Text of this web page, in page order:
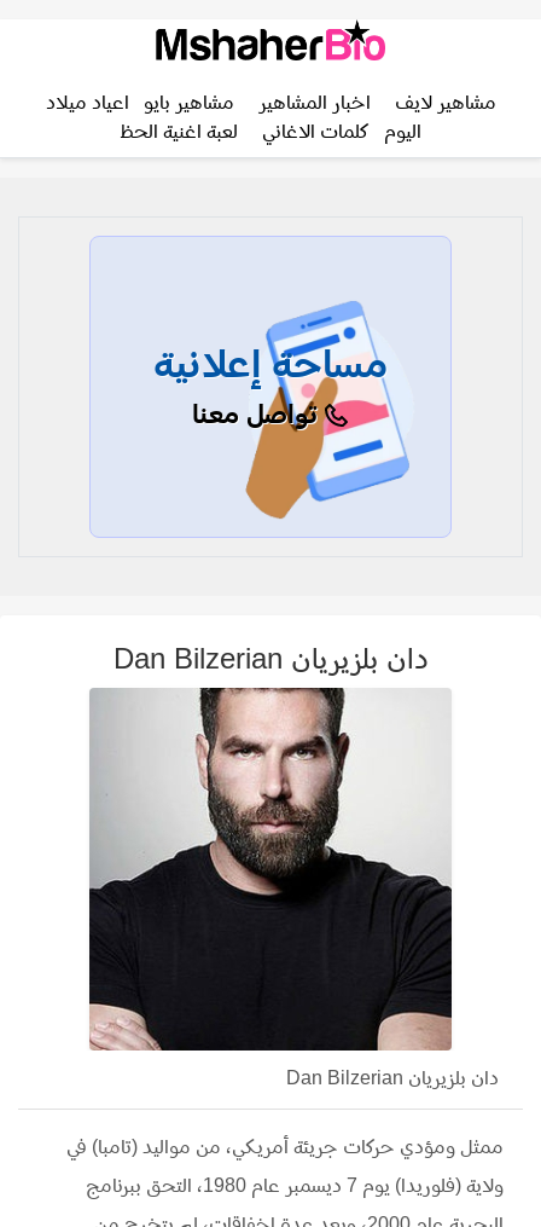
مشاهير لايف اخبار المشاهير مشاهير بايو
اعياد ميلاد
اليوم
كلمات الاغاني لعبة اغنية الحظ
مساحة إعلانية
تواصل معنا
دان بلزيريان Dan Bilzerian
دان بلزيريان Dan Bilzerian
ممثل ومؤدي حركات جريئة أمريكي، من مواليد (تامبا) في
ولاية (فلوريدا) يوم 7 ديسمبر عام 1980، التحق ببرنامج